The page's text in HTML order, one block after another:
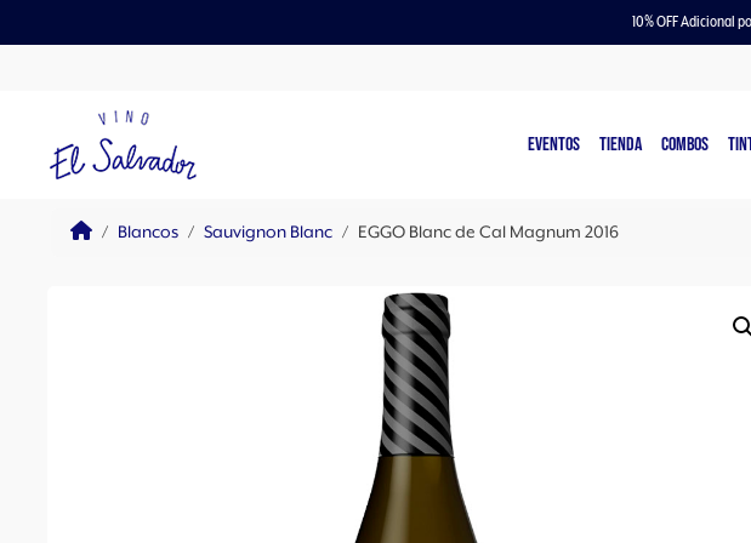
10% OFF Adicional
EVENTOS TIENDA COMBOS
HomeBlancos Sauvignon Blanc EGGO Blanc de Cal Magnum 2016